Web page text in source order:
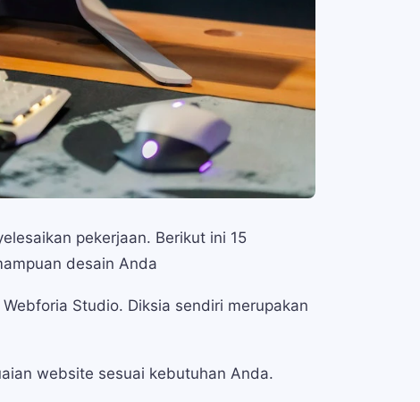
pekerjaan. Berikut ini 15
desain Anda
Webforia Studio. Diksia sendiri merupakan
website sesuai kebutuhan Anda.